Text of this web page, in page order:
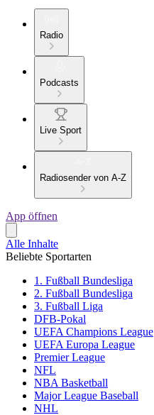
Radio
Podcasts
Live Sport
Radiosender von A-Z
App öffnen
Alle Inhalte
Beliebte Sportarten
1. Fußball Bundesliga
2. Fußball Bundesliga
3. Fußball Liga
DFB-Pokal
UEFA Champions League
UEFA Europa League
Premier League
NFL
NBA Basketball
Major League Baseball
NHL